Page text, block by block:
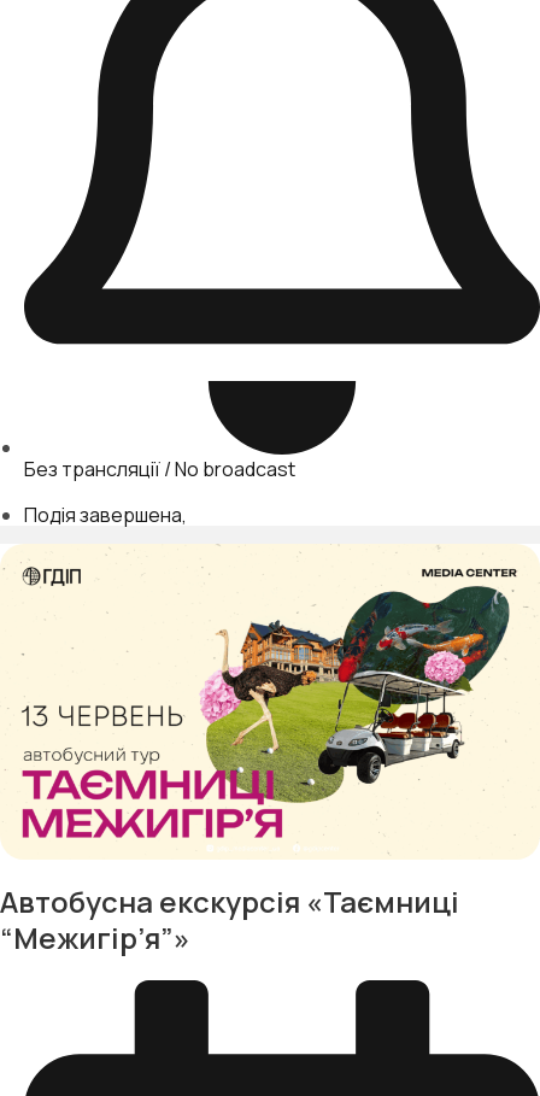
Без трансляції / No broadcast
Подія завершена
Автобусна екскурсія «Таємниці
“Межигір’я”»